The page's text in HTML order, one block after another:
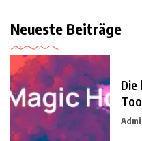
Neueste Beiträge
Die